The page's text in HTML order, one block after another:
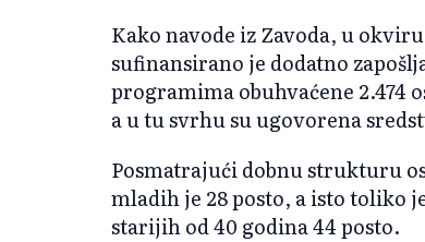
Kako navode iz Zavoda, u
sufinansirano je dodatno
programima obuhvaćene 2.474
a u tu svrhu su ugovorena
Posmatrajući dobnu strukturu
mladih je 28 posto, a isto toliko
starijih od 40 godina 44 posto.